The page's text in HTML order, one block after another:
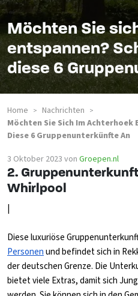
Möchten Sie
entspannen?
diese 6
Home > Nachrichten >
Möchten Sie Sich Im Achterhoek
Diese 6 Gruppenunterkünfte An
3 Oktober 2023 von Groepen.nl
2.
Whirlpool
Diese luxuriöse
Personenund befindet sich in
der deutschen Grenze. Die
bietet viele Extras, damit sich